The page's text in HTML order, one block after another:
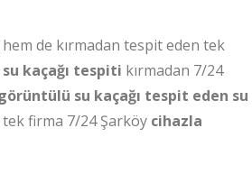
de kırmadan tespit eden tek
kaçağı tespiti kırmadan 7/24
su kaçağı tespit eden su
firma 7/24 Şarköy cihazla